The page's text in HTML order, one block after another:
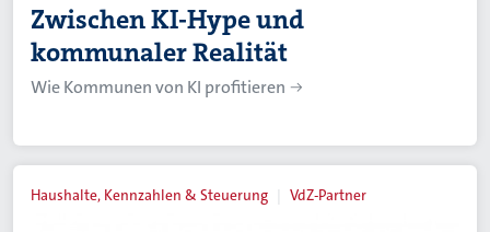
Zwischen KI-Hype und
kommunaler Realität
Wie Kommunen von KI profitieren
Haushalte, Kennzahlen & Steuerung VdZ-Partner